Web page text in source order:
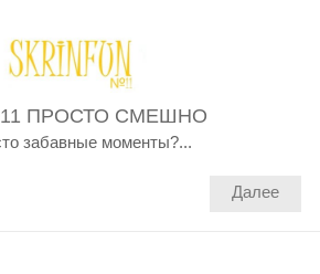
ПРОСТО СМЕШНО
забавные моменты?...
Далее